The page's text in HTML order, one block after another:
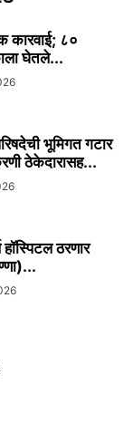
कारवाई; ८०
घेतले...
भूमिगत गटार
ठेकेदारासह...
हॉस्पिटल ठरणार